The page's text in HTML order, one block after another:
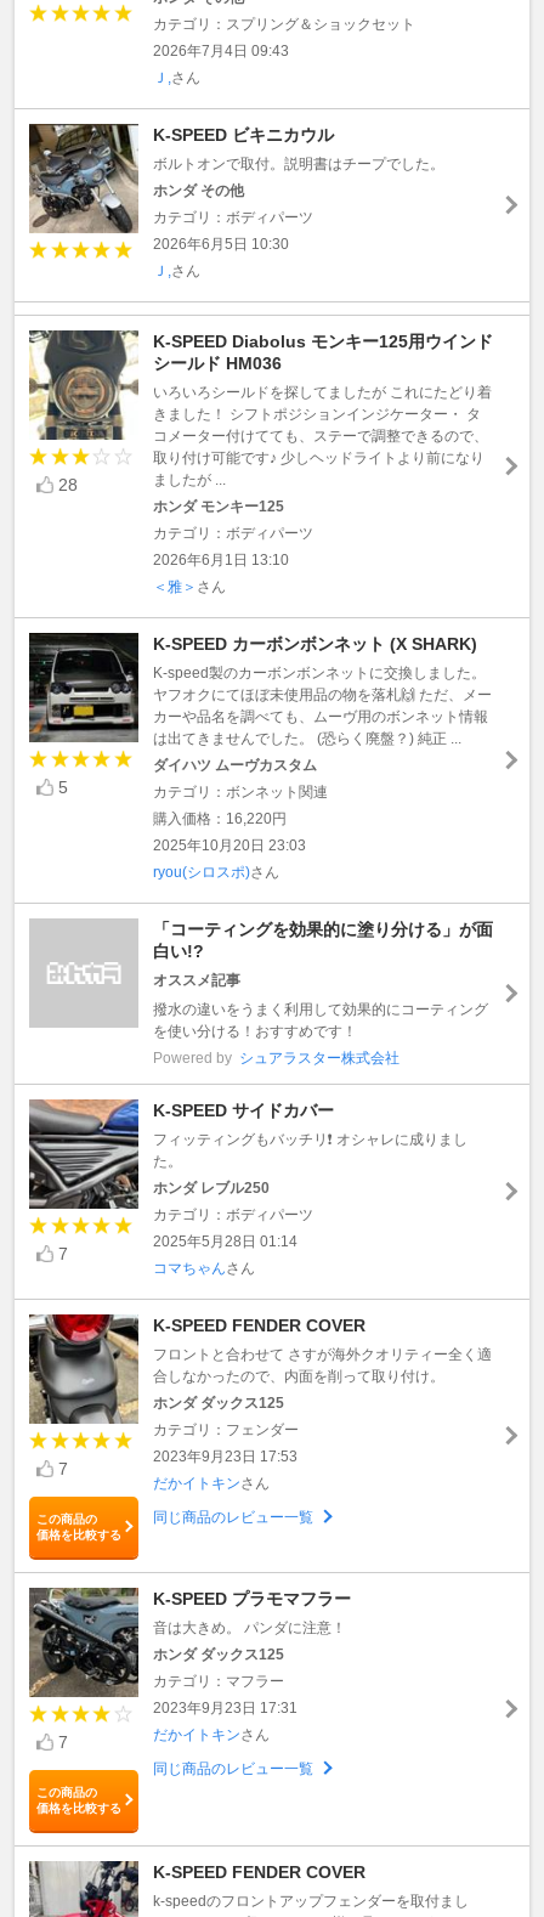
カテゴリ：スプリング＆ショックセット
2026年7月4日 09:43
Ｊ, さん
K-SPEED ビキニカウル
ボルトオンで取付。説明書はチープでした。
ホンダ その他
カテゴリ：ボディパーツ
2026年6月5日 10:30
Ｊ, さん
28
K-SPEED Diabolus モンキー125用ウインド
シールド HM036
いろいろシールドを探してましたが これにたどり着
きました！ シフトポジションインジケーター・ タ
コメーター付けてても、ステーで調整できるので、
取り付け可能です♪ 少しヘッドライトより前になり
ましたが ...
ホンダ モンキー125
カテゴリ：ボディパーツ
2026年6月1日 13:10
＜雅＞ さん
5
K-SPEED カーボンボンネット (X SHARK)
K-speed製のカーボンボンネットに交換しました。
ヤフオクにてほぼ未使用品の物を落札🙌 ただ、メー
カーや品名を調べても、ムーヴ用のボンネット情報
は出てきませんでした。 (恐らく廃盤？) 純正 ...
ダイハツ ムーヴカスタム
カテゴリ：ボンネット関連
購入価格：16,220円
2025年10月20日 23:03
ryou(シロスポ)さん
「コーティングを効果的に塗り分ける」が面
白い!?
オススメ記事
撥水の違いをうまく利用して効果的にコーティング
を使い分ける！おすすめです！
Powered by シュアラスター株式会社
7
K-SPEED サイドカバー
フィッティングもバッチリ❗ オシャレに成りまし
た。
ホンダ レブル250
カテゴリ：ボディパーツ
2025年5月28日 01:14
コマちゃんさん
7
この商品の
価格を比較する
K-SPEED FENDER COVER
フロントと合わせて さすが海外クオリティー全く適
合しなかったので、内面を削って取り付け。
ホンダ ダックス125
カテゴリ：フェンダー
2023年9月23日 17:53
だかイトキンさん
同じ商品のレビュー一覧
7
この商品の
価格を比較する
K-SPEED プラモマフラー
音は大きめ。 パンダに注意！
ホンダ ダックス125
カテゴリ：マフラー
2023年9月23日 17:31
だかイトキンさん
同じ商品のレビュー一覧
K-SPEED FENDER COVER
k-speedのフロントアップフェンダーを取付まし